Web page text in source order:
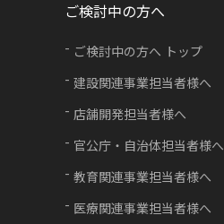
ご検討中の方へ
ご検討中の方へ トップ
建設関連事業担当者様へ
店舗開発担当者様へ
官公庁・自治体担当者様へ
教育関連事業担当者様へ
医療関連事業担当者様へ